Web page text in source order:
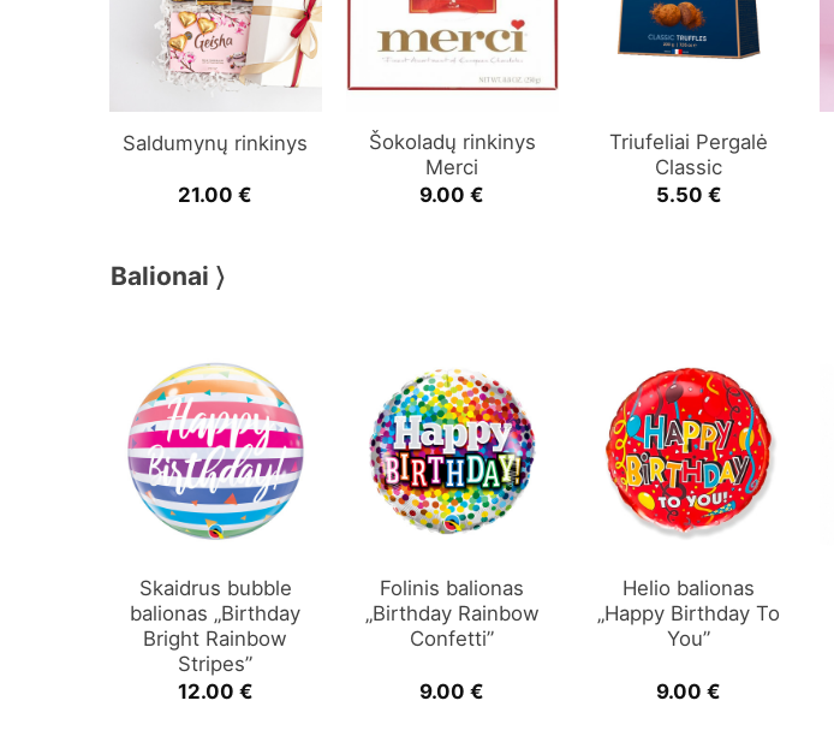
Saldumynų rinkinys
21.00€
Šokoladų rinkinys
Merci
9.00€
Triufeliai Pergalė
Classic
5.50 €
Balionai 〉
Skaidrus bubble
balionas „Birthday
Bright Rainbow
Stripes”
12.00 €
Folinis balionas
„Birthday Rainbow
Confetti”
9.00€
Helio balionas
„Happy Birthday To
You”
9.00€